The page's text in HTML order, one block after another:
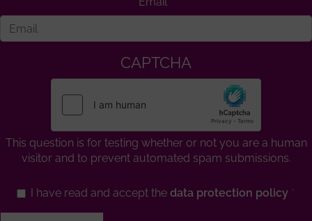
CAPTCHA
This question is for testing whether or not you are a human
visitor and to prevent automated spam submissions.
I have read and accept the data protection policy